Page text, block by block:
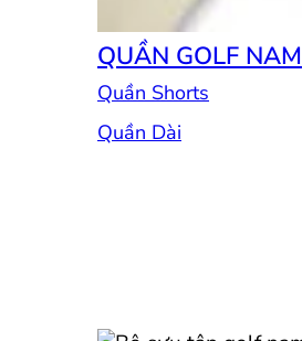
QUẦN GOLF NAM
Quần Shorts
Quần Dài